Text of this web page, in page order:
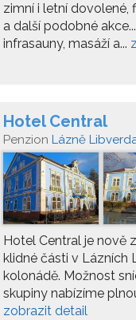
zimní i letní dovolené,
a další podobné
infrasauny, masáží a...
Hotel Central
Penzion Lázně
Hotel Central je nově
klidné části v Lázních
kolonádě. Možnost
skupiny nabízíme
zobrazit detail